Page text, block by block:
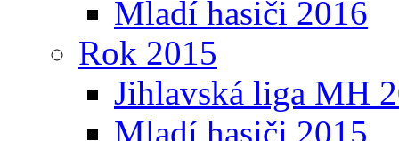
Mladí hasiči 2016
Rok 2015
Jihlavská liga MH
Mladí hasiči 2015